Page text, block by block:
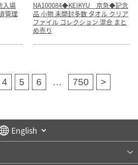
入場
管理
NA100084◆KEIKYU 京急◆記念
品 小物 未開封多数 タオル クリア
ファイル コレクション 混合 まと
め売り
4 5 6 … 750 >